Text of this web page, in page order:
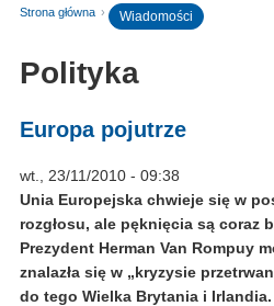
Strona główna Wiadomości
Polityka
Europa pojutrze
wt., 23/11/2010 - 09:38
Unia Europejska chwieje się w
rozgłosu, ale pęknięcia są coraz
Prezydent Herman Van Rompuy
znalazła się w „kryzysie
do tego Wielka Brytania i Irlandia.